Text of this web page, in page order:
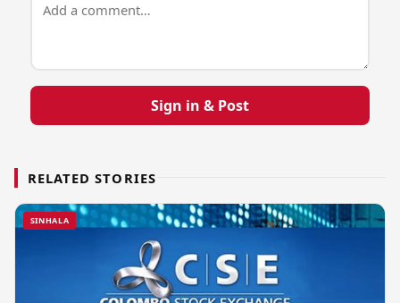
Sign in & Post
RELATED STORIES
SINHALA